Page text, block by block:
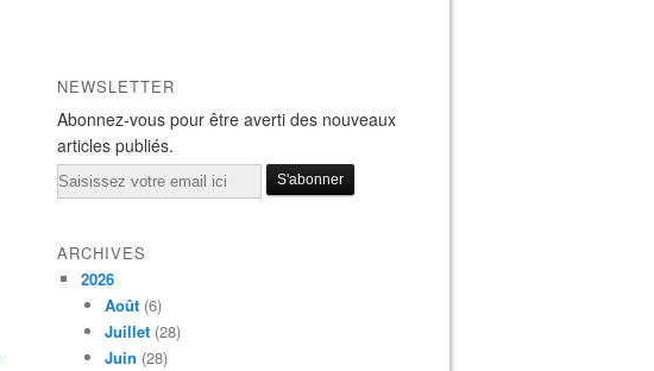
NEWSLETTER
Abonnez-vous pour être averti des nouveaux
articles publiés.
Email
ARCHIVES
2026
Août (6)
Juillet (28)
Juin (28)